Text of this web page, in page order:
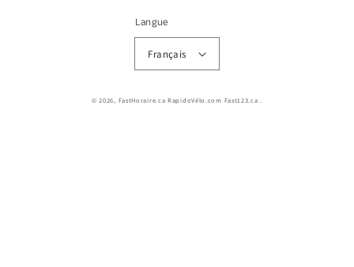
Langue
Français
© 2026, FastHoraire.ca RapidoVélo.com Fast123.ca